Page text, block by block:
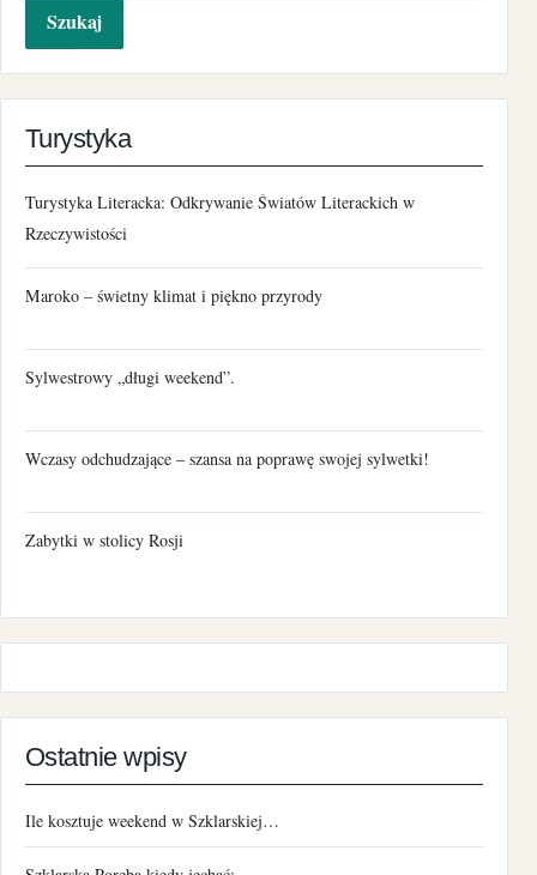
Turystyka
Turystyka Literacka: Odkrywanie Światów Literackich w
Rzeczywistości
Maroko – świetny klimat i piękno przyrody
Sylwestrowy „długi weekend”.
Wczasy odchudzające – szansa na poprawę swojej sylwetki!
Zabytki w stolicy Rosji
Ostatnie wpisy
Ile kosztuje weekend w Szklarskiej…